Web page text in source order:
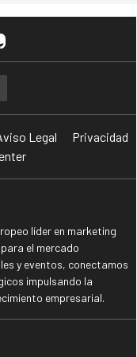
Legal
Privacidad
líder en marketing
el mercado
y eventos, conectamos
impulsando la
empresarial.